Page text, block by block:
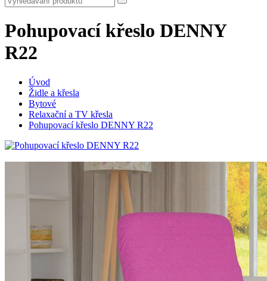
Pohupovací křeslo DENNY
R22
Úvod
Židle a křesla
Bytové
Relaxační a TV křesla
Pohupovací křeslo DENNY R22